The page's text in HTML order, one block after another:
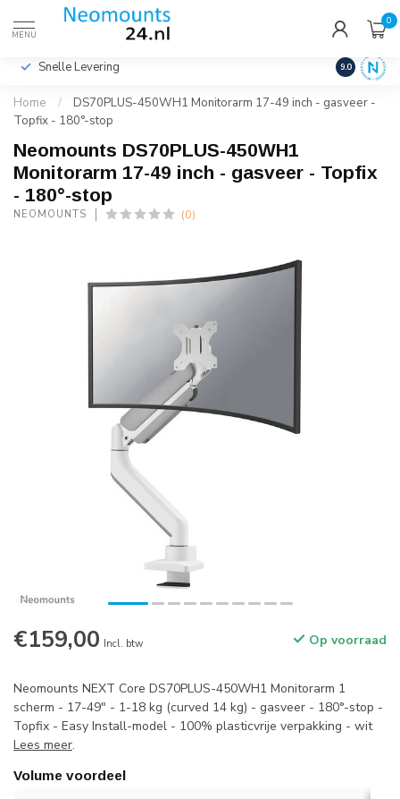
MENU
0
Incl. btw
Snelle Levering Hoge
9.0
Home /
DS70PLUS-450WH1 Monitorarm 17-49 inch - gasveer -
Topfix - 180°-stop
Neomounts DS70PLUS-450WH1
Monitorarm 17-49 inch - gasveer - Topfix
- 180°-stop
NEOMOUNTS (0)
€159,00 Incl. btw Op voorraad
Neomounts NEXT Core DS70PLUS-450WH1 Monitorarm 1
scherm - 17-49" - 1-18 kg (curved 14 kg) - gasveer - 180°-stop -
Topfix - Easy Install-model - 100% plasticvrije verpakking - wit
Lees meer.
Volume voordeel